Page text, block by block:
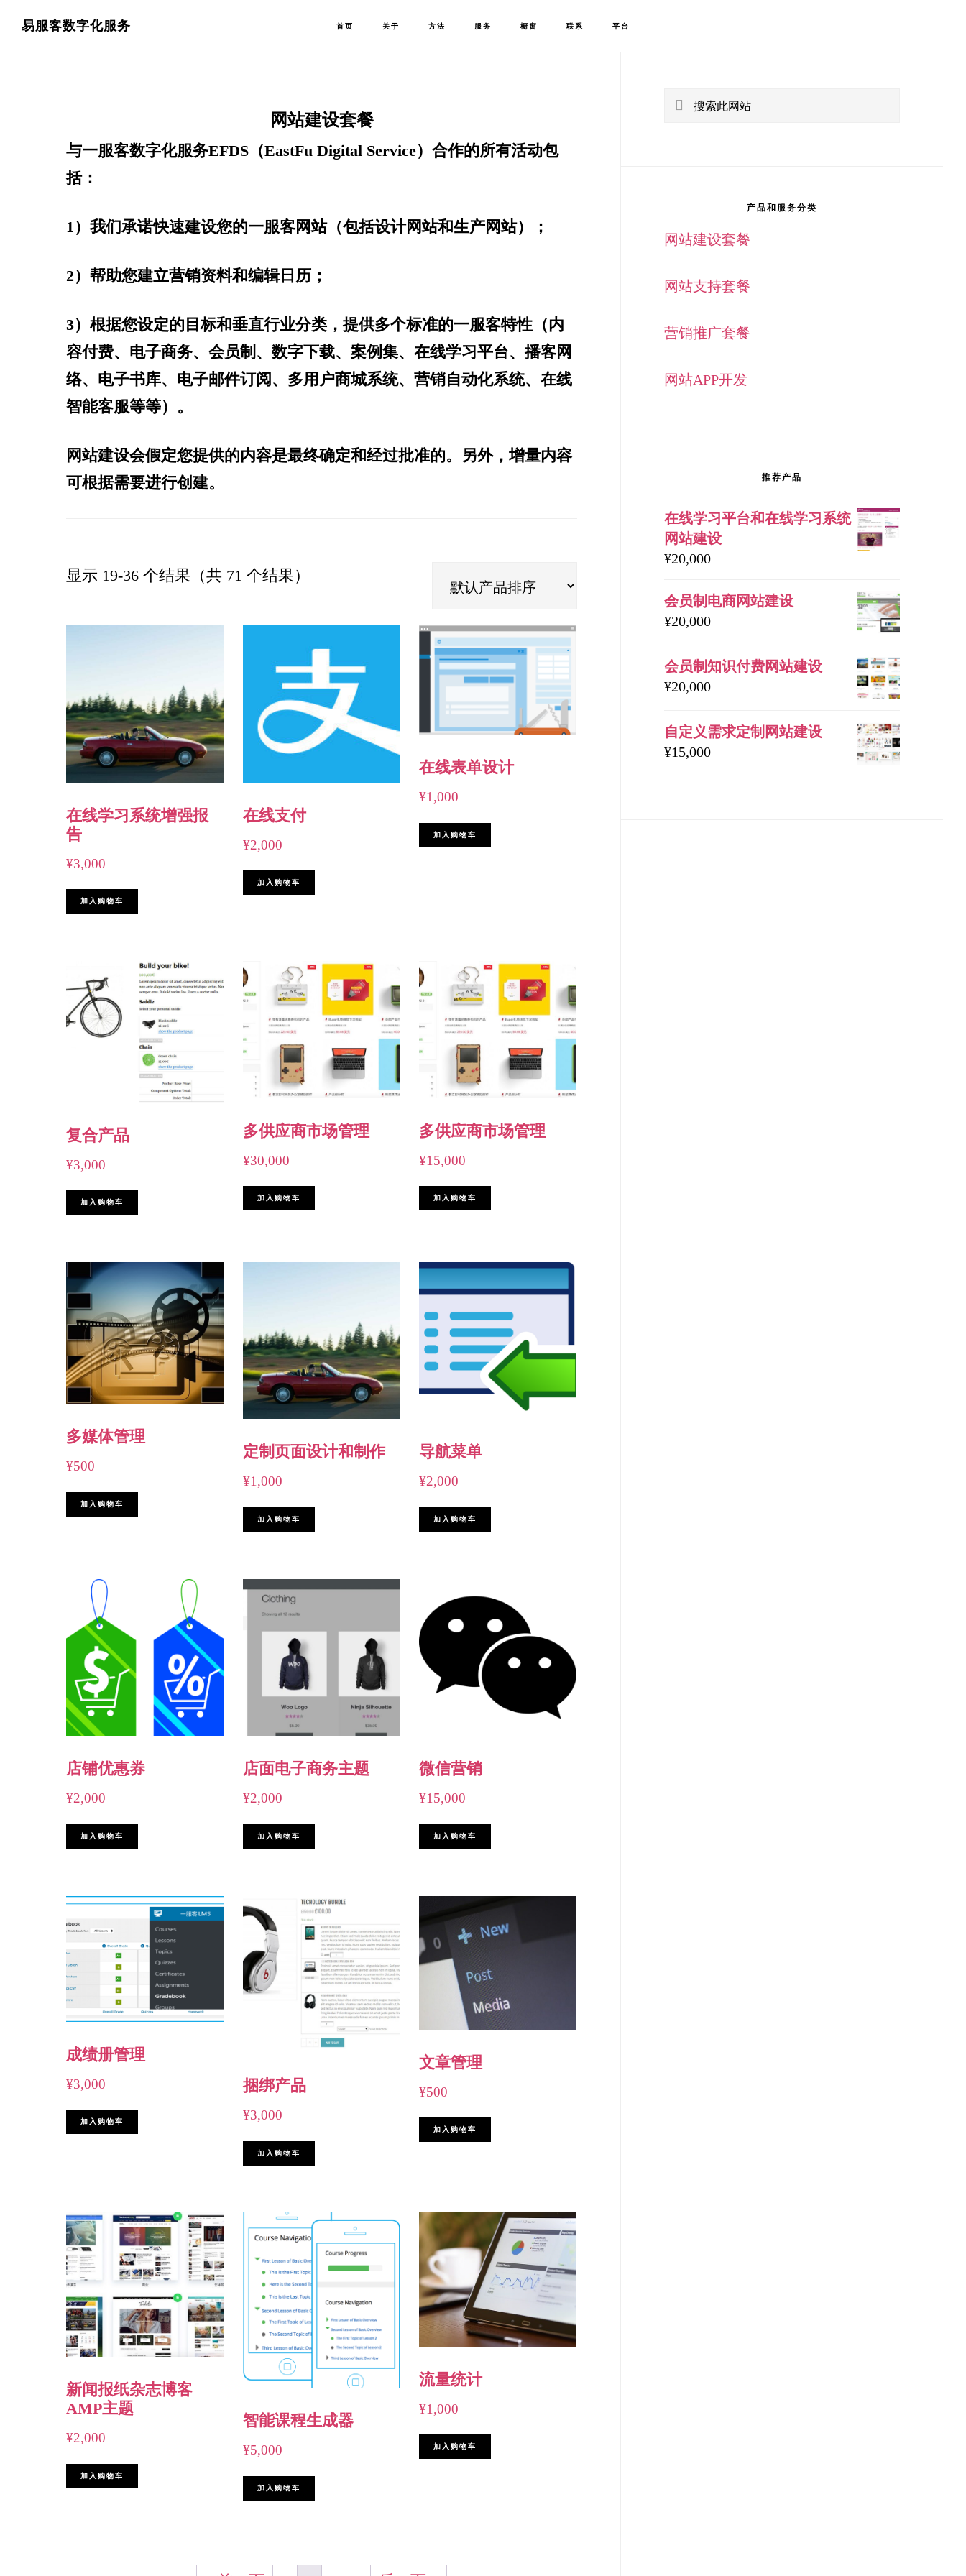
易服客数字化服务 首页 关于 方法 服务 橱窗 联系 平台
网站建设套餐
与一服客数字化服务EFDS（EastFu Digital Service）合作的所有活动包
括：
1）我们承诺快速建设您的一服客网站（包括设计网站和生产网站）；
2）帮助您建立营销资料和编辑日历；
3）根据您设定的目标和垂直行业分类，提供多个标准的一服客特性（内
容付费、电子商务、会员制、数字下载、案例集、在线学习平台、播客网
络、电子书库、电子邮件订阅、多用户商城系统、营销自动化系统、在线
智能客服等等）。
网站建设会假定您提供的内容是最终确定和经过批准的。另外，增量内容
可根据需要进行创建。
显示 19-36 个结果（共 71 个结果）
在线学习系统增强报
告
¥3,000
加入购物车
在线支付
¥2,000
加入购物车
在线表单设计
¥1,000
加入购物车
复合产品
¥3,000
加入购物车
多供应商市场管理
¥30,000
加入购物车
多供应商市场管理
¥15,000
加入购物车
多媒体管理
¥500
加入购物车
定制页面设计和制作
¥1,000
加入购物车
导航菜单
¥2,000
加入购物车
店铺优惠券
¥2,000
加入购物车
店面电子商务主题
¥2,000
加入购物车
微信营销
¥15,000
加入购物车
成绩册管理
¥3,000
加入购物车
捆绑产品
¥3,000
加入购物车
文章管理
¥500
加入购物车
新闻报纸杂志博客
AMP主题
¥2,000
加入购物车
智能课程生成器
¥5,000
加入购物车
流量统计
¥1,000
加入购物车
搜
产品和服务分类
网站建设套餐
网站支持套餐
营销推广套餐
网站APP开发
推荐产品
在线学习平台和在线学习系统
网站建设
¥20,000
会员制电商网站建设
¥20,000
会员制知识付费网站建设
¥20,000
自定义需求定制网站建设
¥15,000